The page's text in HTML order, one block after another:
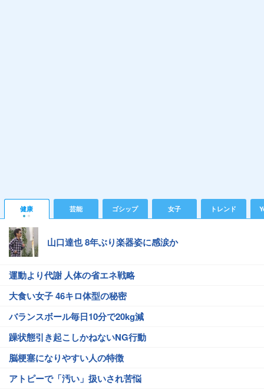
健康 芸能 ゴシップ 女子 トレンド
山口達也 8年ぶり楽器姿に感涙か
運動より代謝 人体の省エネ戦略
大食い女子 46キロ体型の秘密
バランスボール毎日10分で20kg減
躁状態引き起こしかねないNG行動
脳梗塞になりやすい人の特徴
アトピーで「汚い」扱いされ苦悩